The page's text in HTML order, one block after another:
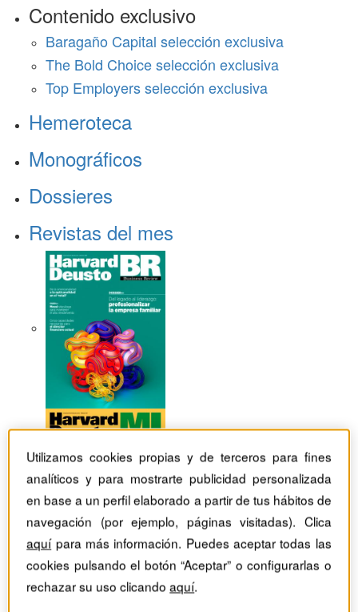
Contenido exclusivo
Baragaño Capital selección exclusiva
The Bold Choice selección exclusiva
Top Employers selección exclusiva
Hemeroteca
Monográficos
Dossieres
Revistas del mes
Utilizamos cookies propias y de terceros para fines
analíticos y para mostrarte publicidad personalizada
en base a un perfil elaborado a partir de tus hábitos de
navegación (por ejemplo, páginas visitadas). Clica
aquípara más información. Puedes aceptar todas las
cookies pulsando el botón “Aceptar” o configurarlas o
rechazar su uso clicandoaquí.